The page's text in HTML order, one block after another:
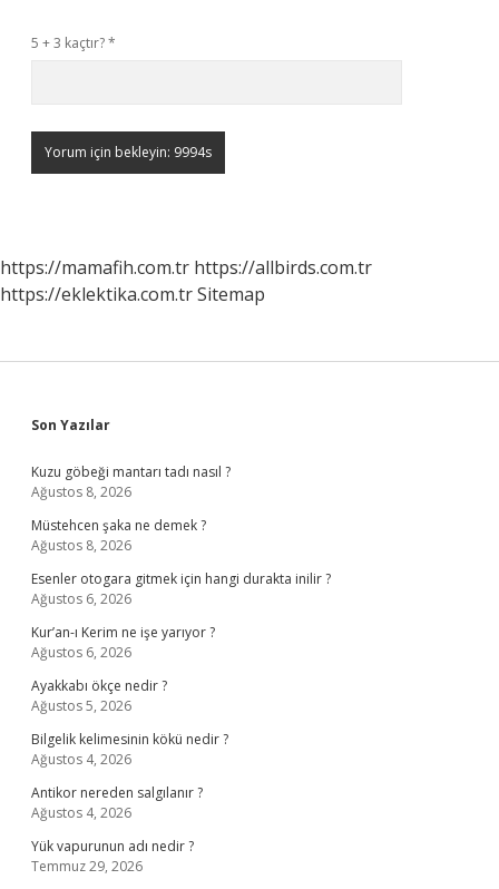
5 + 3 kaçtır?*
https://mamafih.com.tr https://allbirds.com.tr
https://eklektika.com.trSitemap
Sidebar
Son Yazılar
Kuzu göbeği mantarı tadı nasıl ?
Ağustos 8, 2026
Müstehcen şaka ne demek ?
Ağustos 8, 2026
Esenler otogara gitmek için hangi durakta inilir ?
Ağustos 6, 2026
Kur’an-ı Kerim ne işe yarıyor ?
Ağustos 6, 2026
Ayakkabı ökçe nedir ?
Ağustos 5, 2026
Bilgelik kelimesinin kökü nedir ?
Ağustos 4, 2026
Antikor nereden salgılanır ?
Ağustos 4, 2026
Yük vapurunun adı nedir ?
Temmuz 29, 2026